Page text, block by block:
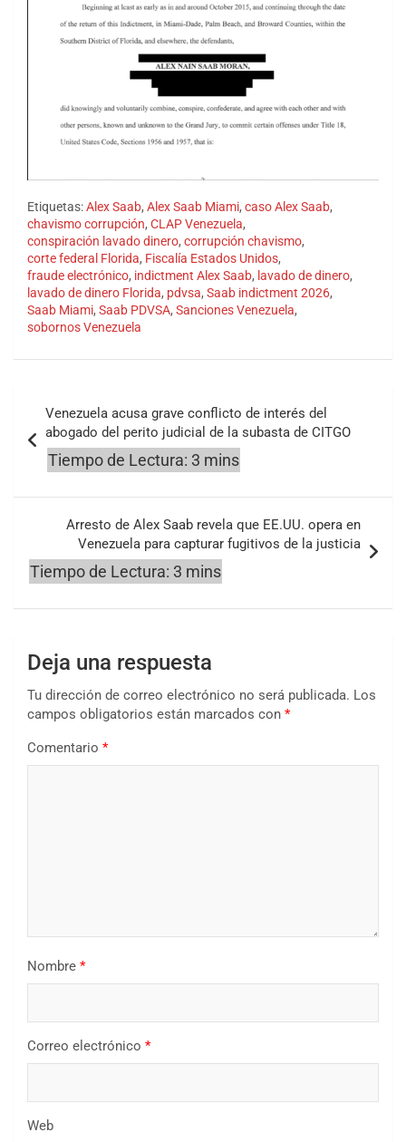
Etiquetas:Alex Saab, Alex Saab Miami, caso Alex Saab,
chavismo corrupción, CLAP Venezuela,
conspiración lavado dinero, corrupción chavismo,
corte federal Florida, Fiscalía Estados Unidos,
fraude electrónico, indictment Alex Saab, lavado de dinero,
lavado de dinero Florida, pdvsa, Saab indictment 2026,
Saab Miami, Saab PDVSA, Sanciones Venezuela,
sobornos Venezuela
de
entradas
Venezuela acusa grave conflicto de interés del
abogado del perito judicial de la subasta de CITGO
Arresto de Alex Saab revela que EE.UU. opera en
Venezuela para capturar fugitivos de la justicia
Deja una respuesta
Tu dirección de correo electrónico no será publicada. Los
campos obligatorios están marcados con *
Comentario *
Nombre *
Correo electrónico *
Web